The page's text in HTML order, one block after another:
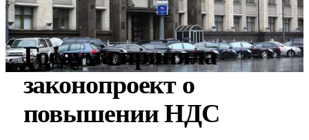
Госдума приняла
законопроект о
повышении НДС